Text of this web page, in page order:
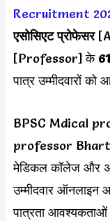
Recruitment
एसोसिएट प्रोफेसर
[Professor] के
पात्र उम्मीदवारों को
BPSC Mdical
professor Bharti
मेडिकल कॉलेज और
उम्मीदवार
पात्रता